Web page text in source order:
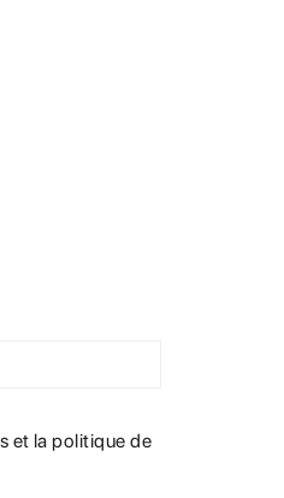
et la politique de